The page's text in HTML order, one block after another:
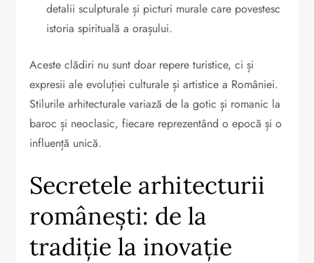
detalii sculpturale și picturi murale care povestesc
istoria spirituală a orașului.
Aceste clădiri nu sunt doar repere turistice, ci și
expresii ale evoluției culturale și artistice a României.
Stilurile arhitecturale variază de la gotic și romanic la
baroc și neoclasic, fiecare reprezentând o epocă și o
influență unică.
Secretele arhitecturii
românești: de la
tradiție la inovație